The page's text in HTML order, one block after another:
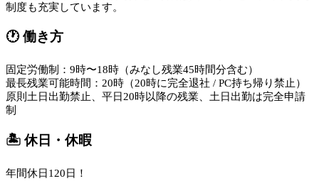
制度も充実しています。
🕐 働き方
固定労働制：9時〜18時（みなし残業45時間分含む）
最長残業可能時間：20時（20時に完全退社 / PC持ち帰り禁止）
原則土日出勤禁止、平日20時以降の残業、土日出勤は完全申請
制
🏝️ 休日・休暇
年間休日120日！